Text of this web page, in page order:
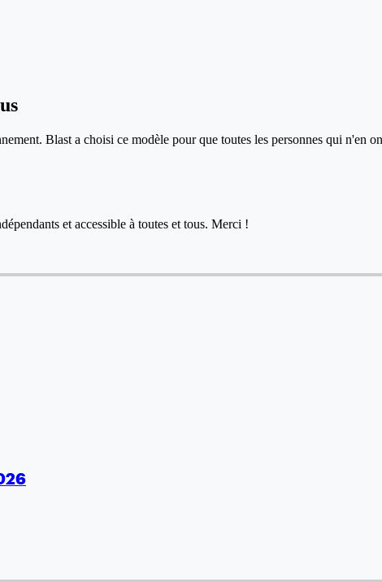
Blast a choisi ce modèle pour que toutes les personnes qui n'en
et accessible à toutes et tous. Merci !